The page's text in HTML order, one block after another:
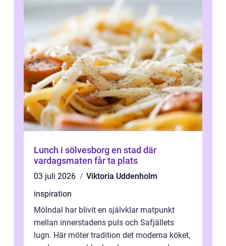
Lunch i sölvesborg en stad där
vardagsmaten får ta plats
03 juli 2026
Viktoria Uddenholm
inspiration
Mölndal har blivit en självklar matpunkt
mellan innerstadens puls och Safjällets
lugn. Här möter tradition det moderna köket,